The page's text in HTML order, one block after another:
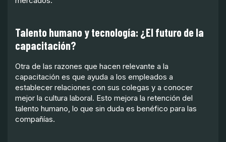
Talento humano y tecnología: ¿El futuro de la
capacitación?
Otra de las razones que hacen relevante a la
capacitación es que ayuda a los empleados a
establecer relaciones con sus colegas y a conocer
mejor la cultura laboral. Esto mejora la retención del
talento humano, lo que sin duda es benéfico para las
compañías.